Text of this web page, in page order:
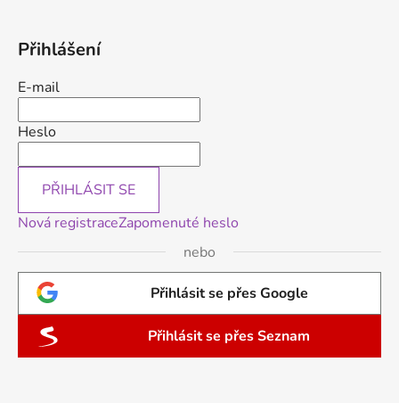
Přihlášení
E-mail
Heslo
PŘIHLÁSIT SE
Nová registraceZapomenuté heslo
nebo
Přihlásit se přes Google
Přihlásit se přes Seznam